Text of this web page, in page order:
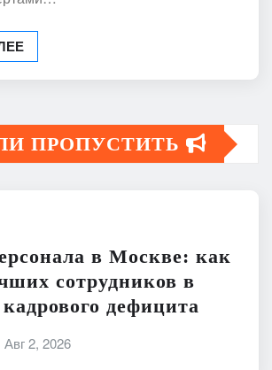
ПРОПУСТИТЬ
в Москве: как
сотрудников в
дефицита
Авг 2, 2026